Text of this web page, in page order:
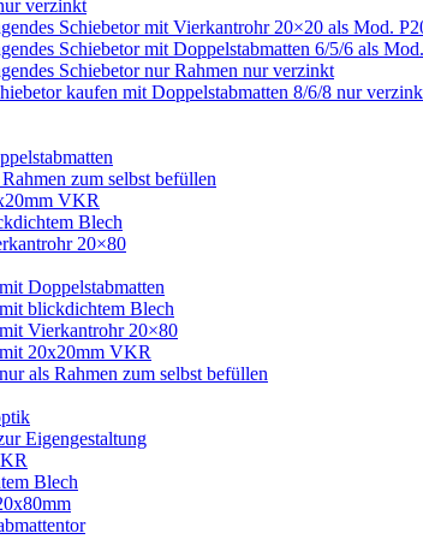
verzinkt
Schiebetor mit Vierkantrohr 20×20 als Mod.
Schiebetor mit Doppelstabmatten 6/5/6 als
Schiebetor nur Rahmen nur verzinkt
kaufen mit Doppelstabmatten 8/6/8 nur
zum selbst befüllen
VKR
Blech
20×80
Doppelstabmatten
blickdichtem Blech
Vierkantrohr 20×80
20x20mm VKR
als Rahmen zum selbst befüllen
Eigengestaltung
Blech